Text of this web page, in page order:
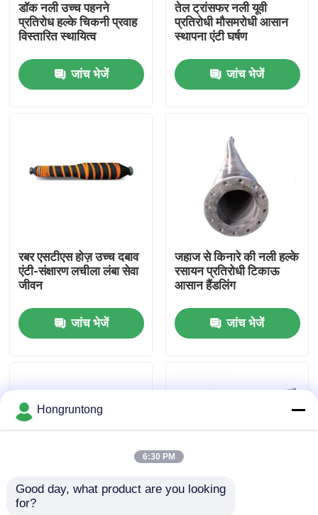
कारखाना भ्रमण
गुणवत्ता नियंत्रण
डॉक रबर फेंडर
वायवीय रबर फेंडर
डॉक नली उच्च पहनने
प्रतिरोध हल्के चिकनी प्रवाह
विस्तारित स्थायित्व
जांच भेजें
तेल ट्रांसफर नली यूवी
प्रतिरोधी मौसमरोधी आसान
स्थापना एंटी घर्षण
जांच भेजें
रबर एसटीएस होज़ उच्च दबाव
एंटी-संक्षारण लचीला लंबा सेवा
जीवन
जांच भेजें
जहाज से किनारे की नली हल्के
रसायन प्रतिरोधी टिकाऊ
आसान हैंडलिंग
जांच भेजें
समुद्री स्थानांतरण नली गर्मी
Hongruntong
6:30 PM
Good day, what product are you looking
for?